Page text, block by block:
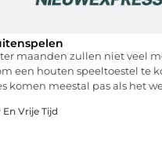
maanden zullen niet veel
een houten speeltoestel te
komen meestal pas als het
Vrije Tijd